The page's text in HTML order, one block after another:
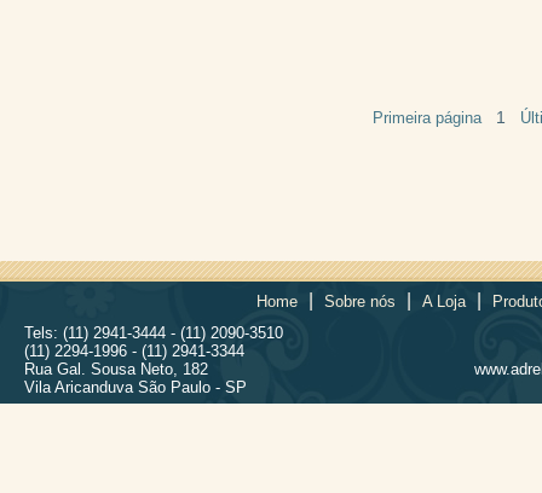
Primeira página 1
Home Sobre nós A Loja
Tels: (11) 2941-3444 - (11) 2090-3510
(11) 2294-1996 - (11) 2941-3344
Rua Gal. Sousa Neto, 182
Vila Aricanduva São Paulo - SP